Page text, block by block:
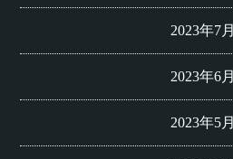
2023年7月
2023年6月
2023年5月